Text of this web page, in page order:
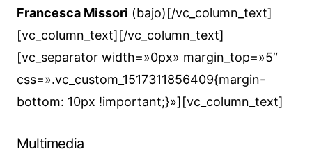
Francesca Missori (bajo)[/vc_column_text]
[vc_column_text][/vc_column_text]
[vc_separator width=»0px» margin_top=»5″
css=».vc_custom_1517311856409{margin-
bottom: 10px !important;}»][vc_column_text]
Multimedia